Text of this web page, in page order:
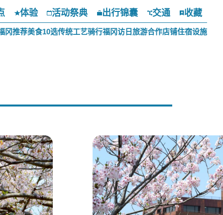
体验 活动祭典 出行锦囊 交通 收藏
冈推荐美食10选传统工艺骑行福冈访日旅游合作店铺住宿设施